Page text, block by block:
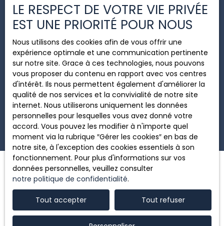
Société Worldline, Service Bloctel, CS 61311, 41013
BLOIS CEDEX.
Pour en savoir plus sur le traitement de vos
données personnelles, veuillez consulter notre
politique de confidentialité.
Recevoir des annonces
JE RECHERCHE UN BIEN
Vente maison Castelnau-le-Lez (34170)
LE RESPECT DE VOTRE VIE PRIVÉE
EST UNE PRIORITÉ POUR NOUS
Nous utilisons des cookies afin de vous offrir une
expérience optimale et une communication pertinente
sur notre site. Grace à ces technologies, nous pouvons
vous proposer du contenu en rapport avec vos centres
d'intérêt. Ils nous permettent également d'améliorer la
qualité de nos services et la convivialité de notre site
internet. Nous utiliserons uniquement les données
personnelles pour lesquelles vous avez donné votre
accord. Vous pouvez les modifier à n'importe quel
moment via la rubrique ″Gérer les cookies″ en bas de
notre site, à l'exception des cookies essentiels à son
fonctionnement. Pour plus d'informations sur vos
données personnelles, veuillez consulter
notre politique de confidentialité.
Tout accepter Tout refuser